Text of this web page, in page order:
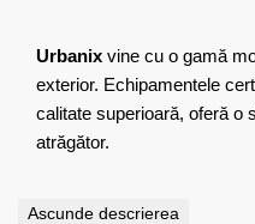
Urbanix vine cu o gamă
exterior. Echipamentele
calitate superioară, oferă o
atrăgător.
Ascunde descrierea